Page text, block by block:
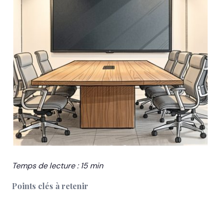
Temps de lecture : 15 min
Points clés à retenir